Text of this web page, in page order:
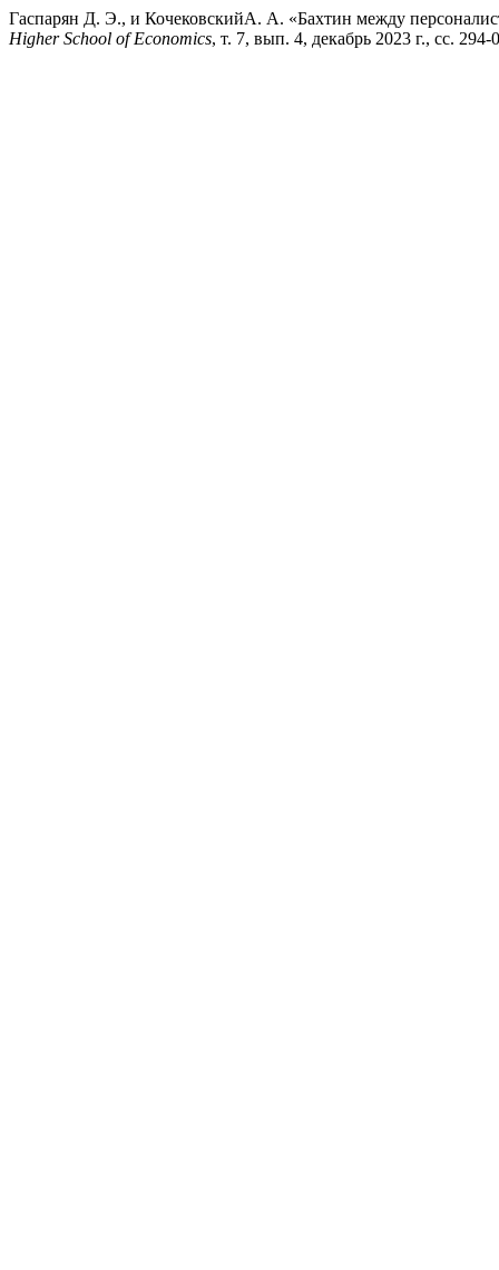
Гаспарян Д. Э., и КочековскийА. А. «Бахтин между
Higher School of Economics, т. 7, вып. 4, декабрь 2023 г., сс.